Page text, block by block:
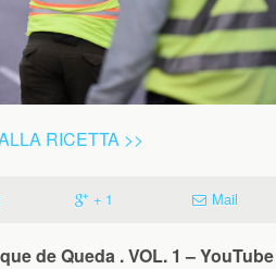
RICETTA >>
+ 1 Mail
de Queda . VOL. 1 – YouTube